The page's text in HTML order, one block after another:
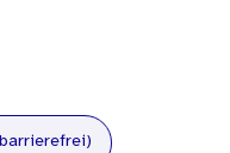
barrierefrei)